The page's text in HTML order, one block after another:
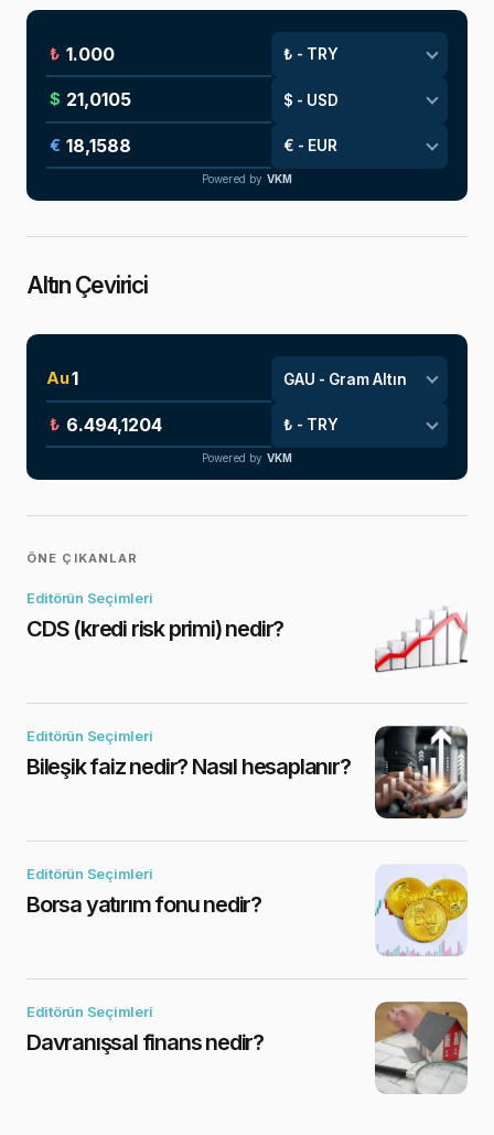
₺
$
€
Powered by VKM
Altın Çevirici
Au
₺
Powered by VKM
ÖNE ÇIKANLAR
Editörün Seçimleri
CDS (kredi risk primi) nedir?
Editörün Seçimleri
Bileşik faiz nedir? Nasıl hesaplanır?
Editörün Seçimleri
Borsa yatırım fonu nedir?
Editörün Seçimleri
Davranışsal finans nedir?